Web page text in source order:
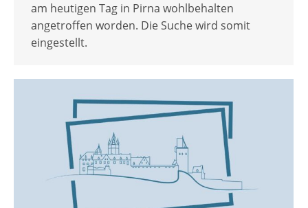
am heutigen Tag in Pirna wohlbehalten
angetroffen worden. Die Suche wird somit
eingestellt.